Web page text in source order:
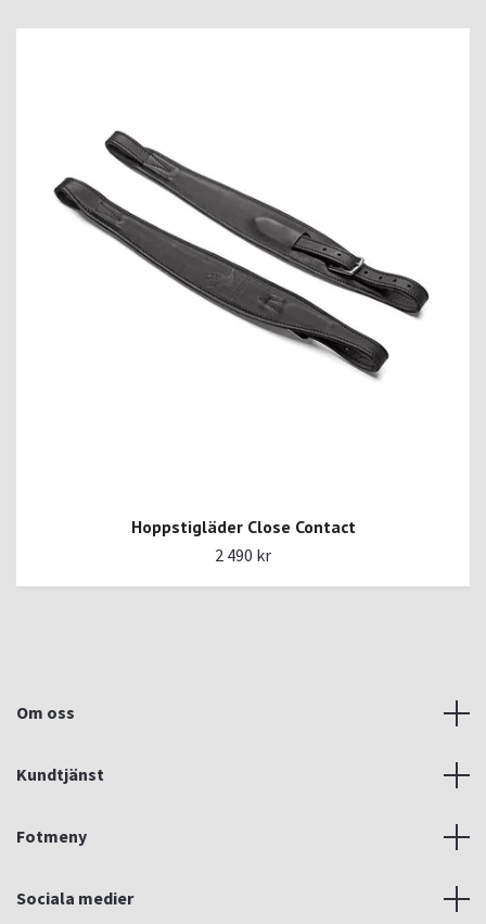
Hoppstigläder Close Contact
2 490 kr
Om oss
Kundtjänst
Fotmeny
Sociala medier